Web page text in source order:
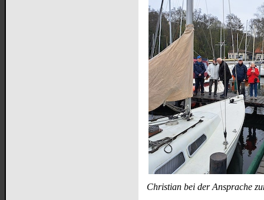
Christian bei der Ansprache